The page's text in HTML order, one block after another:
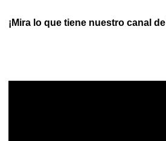
¡Mira lo que tiene nuestro canal